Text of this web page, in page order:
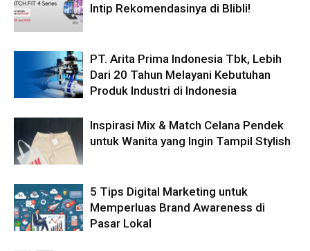
Intip Rekomendasinya di Blibli!
PT. Arita Prima Indonesia Tbk, Lebih
Dari 20 Tahun Melayani Kebutuhan
Produk Industri di Indonesia
Inspirasi Mix & Match Celana Pendek
untuk Wanita yang Ingin Tampil Stylish
5 Tips Digital Marketing untuk
Memperluas Brand Awareness di
Pasar Lokal